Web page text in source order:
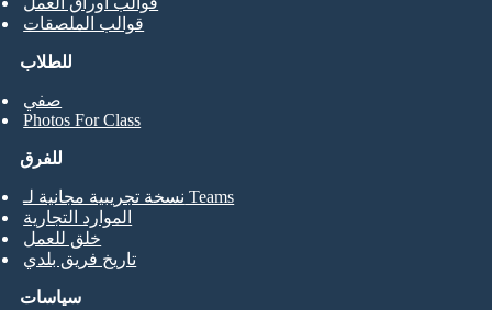
للطلاب
صفي
Photos For Class
قوالب الملصقات
للفرق
نسخة تجريبية مجانية لـ Teams
الموارد التجارية
خلق للعمل
تاريخ فريق بلدي
سياسات